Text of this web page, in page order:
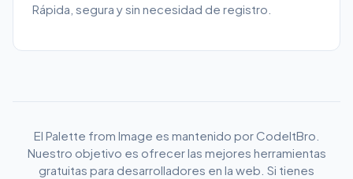
Rápida, segura y sin necesidad de registro.
El Palette from Image es mantenido por CodeItBro.
Nuestro objetivo es ofrecer las mejores herramientas
gratuitas para desarrolladores en la web. Si tienes